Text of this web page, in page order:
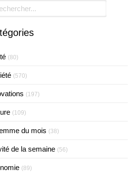
(80)
(570)
(197)
(109)
du mois (38)
de la semaine (56)
(89)